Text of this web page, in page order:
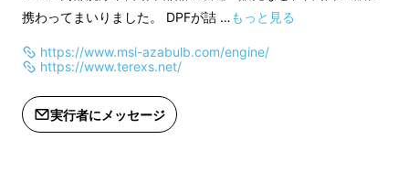
ンジンオイル交換だけでは内部の汚れを洗浄す
ることはできないのです。
携わってまいりました。 DPFが詰 …もっと見る
https://www.msi-azabulb.com/engine/
https://www.terexs.net/
実行者にメッセージ